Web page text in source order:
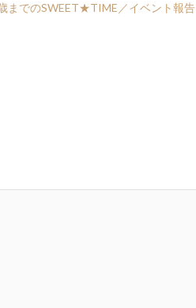
までのSWEET★TIME／イベント報告